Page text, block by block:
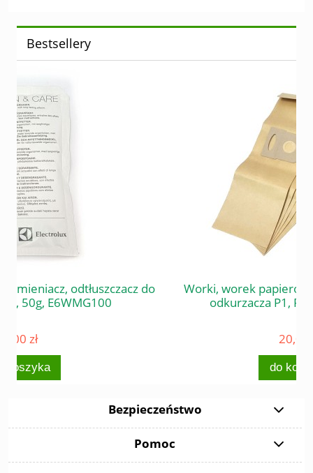
Bestsellery
do
Worki, worek papierowy (komplet 5 szt) do
odkurzacza P1, Profi 1, P3, Profi 3
Bezpieczeństwo
Pomoc